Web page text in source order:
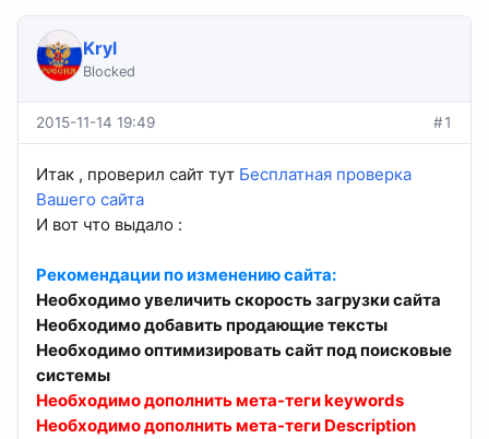
Kryl
Blocked
2015-11-14 19:49 #1
Итак , проверил сайт тут Бесплатная проверка
Вашего сайта
И вот что выдало :
Рекомендации по изменению сайта:
Необходимо увеличить скорость загрузки сайта
Необходимо добавить продающие тексты
Необходимо оптимизировать сайт под поисковые
системы
Необходимо дополнить мета-теги keywords
Необходимо дополнить мета-теги Description